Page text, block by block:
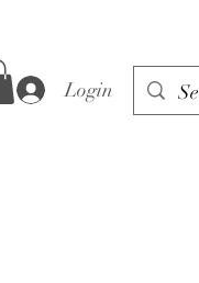
Login